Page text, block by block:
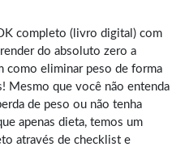
completo (livro digital) com
do absoluto zero a
como eliminar peso de forma
Mesmo que você não entenda
de peso ou não tenha
apenas dieta, temos um
através de checklist e